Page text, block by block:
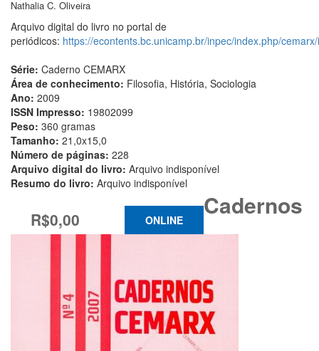
Nathalia C. Oliveira
Arquivo digital do livro no portal de
periódicos: https://econtents.bc.unicamp.br/inpec/index.php/
Série: Caderno CEMARX
Área de conhecimento: Filosofia, História, Sociologia
Ano: 2009
ISSN Impresso: 19802099
Peso: 360 gramas
Tamanho: 21,0x15,0
Número de páginas: 228
Arquivo digital do livro: Arquivo indisponível
Resumo do livro: Arquivo indisponível
R$0,00 ONLINE Cadernos